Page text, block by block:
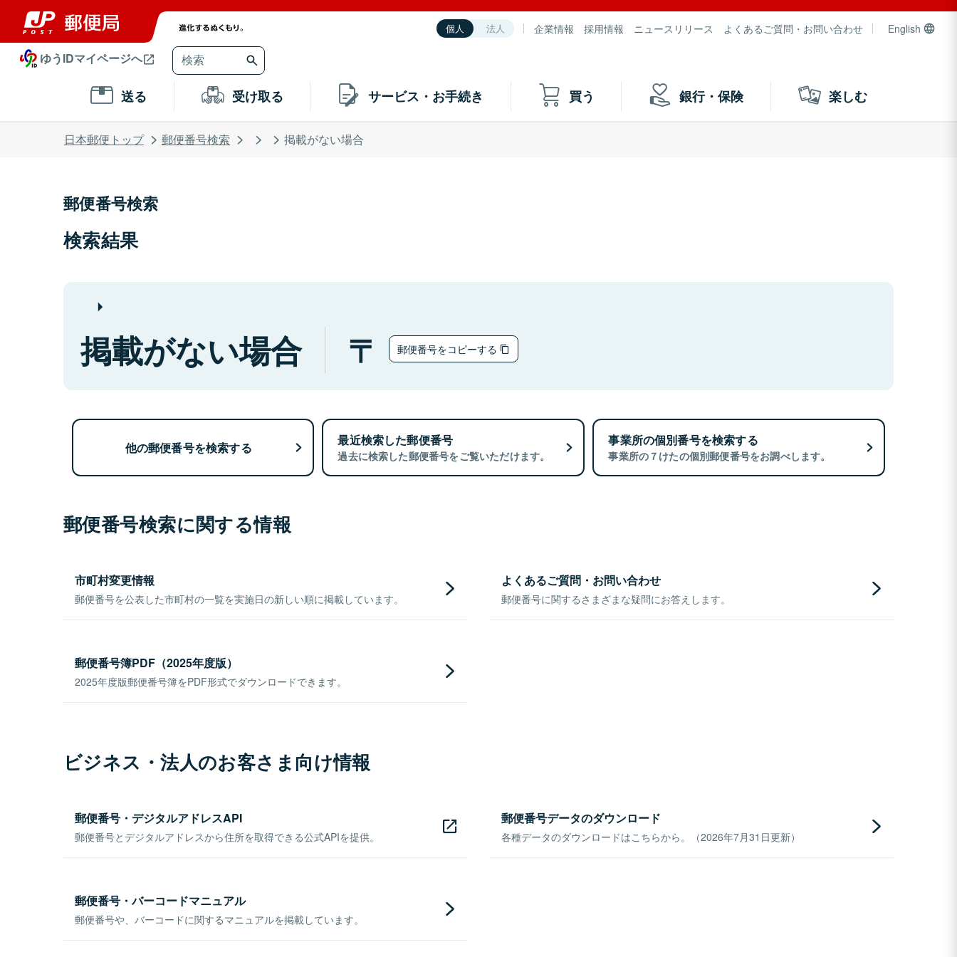
個人 法人 企業情報 採用情報 ニュースリリース よくあるご質問・お問い合わせ English
ゆうIDマイページへ
送る 受け取る サービス・お手続き 買う 銀行・保険 楽しむ
日本郵便トップ 郵便番号検索 掲載がない場合
郵便番号検索
検索結果
掲載がない場合 郵便番号をコピーする
他の郵便番号を検索する 最近検索した郵便番号
過去に検索した郵便番号をご覧いただけます。
事業所の個別番号を検索する
事業所の７けたの個別郵便番号をお調べします。
郵便番号検索に関する情報
市町村変更情報
郵便番号を公表した市町村の一覧を実施日の新しい順に掲載しています。
よくあるご質問・お問い合わせ
郵便番号に関するさまざまな疑問にお答えします。
郵便番号簿PDF（2025年度版）
2025年度版郵便番号簿をPDF形式でダウンロードできます。
ビジネス・法人のお客さま向け情報
郵便番号・デジタルアドレスAPI
郵便番号とデジタルアドレスから住所を取得できる公式APIを提供。
郵便番号データのダウンロード
各種データのダウンロードはこちらから。（2026年7月31日更新）
郵便番号・バーコードマニュアル
郵便番号や、バーコードに関するマニュアルを掲載しています。